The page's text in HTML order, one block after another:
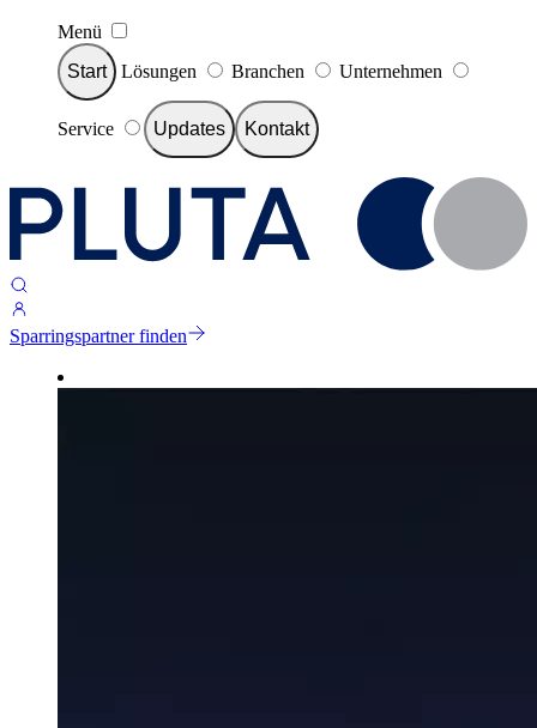
Menü
Start
Lösungen Branchen Unternehmen
Service Updates Kontakt
Sparringspartner finden